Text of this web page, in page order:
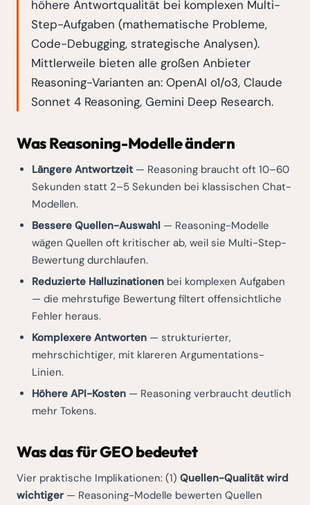
höhere Antwortqualität bei komplexen Multi-
Step-Aufgaben (mathematische Probleme,
Code-Debugging, strategische Analysen).
Mittlerweile bieten alle großen Anbieter
Reasoning-Varianten an: OpenAI o1/o3, Claude
Sonnet 4 Reasoning, Gemini Deep Research.
Was Reasoning-Modelle ändern
Längere Antwortzeit — Reasoning braucht oft 10–60
Sekunden statt 2–5 Sekunden bei klassischen Chat-
Modellen.
Bessere Quellen-Auswahl — Reasoning-Modelle
wägen Quellen oft kritischer ab, weil sie Multi-Step-
Bewertung durchlaufen.
Reduzierte Halluzinationen bei komplexen Aufgaben
— die mehrstufige Bewertung filtert offensichtliche
Fehler heraus.
Komplexere Antworten — strukturierter,
mehrschichtiger, mit klareren Argumentations-
Linien.
Höhere API-Kosten — Reasoning verbraucht deutlich
mehr Tokens.
Was das für GEO bedeutet
Vier praktische Implikationen: (1) Quellen-Qualität wird
wichtiger — Reasoning-Modelle bewerten Quellen